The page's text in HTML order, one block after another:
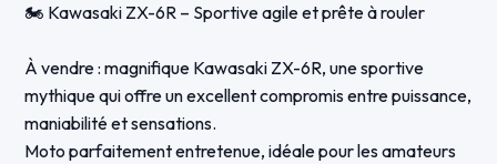
🏍️ Kawasaki ZX-6R – Sportive agile et prête à rouler
À vendre : magnifique Kawasaki ZX-6R, une sportive
mythique qui offre un excellent compromis entre puissance,
maniabilité et sensations.
Moto parfaitement entretenue, idéale pour les amateurs